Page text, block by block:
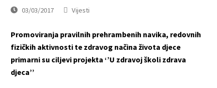
03/03/2017 Vijesti
Promoviranja pravilnih prehrambenih navika, redovnih
fizičkih aktivnosti te zdravog načina života djece
primarni su ciljevi projekta ‘’U zdravoj školi zdrava
djeca’’